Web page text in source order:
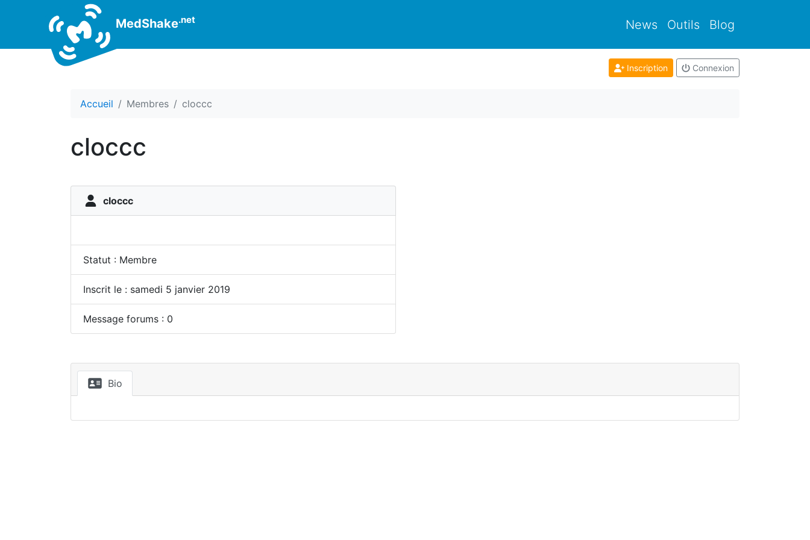
MedShake.net News Outils Blog
Inscription Connexion
Accueil Membres cloccc
cloccc
cloccc
Statut : Membre
Inscrit le : samedi 5 janvier 2019
Message forums : 0
Bio